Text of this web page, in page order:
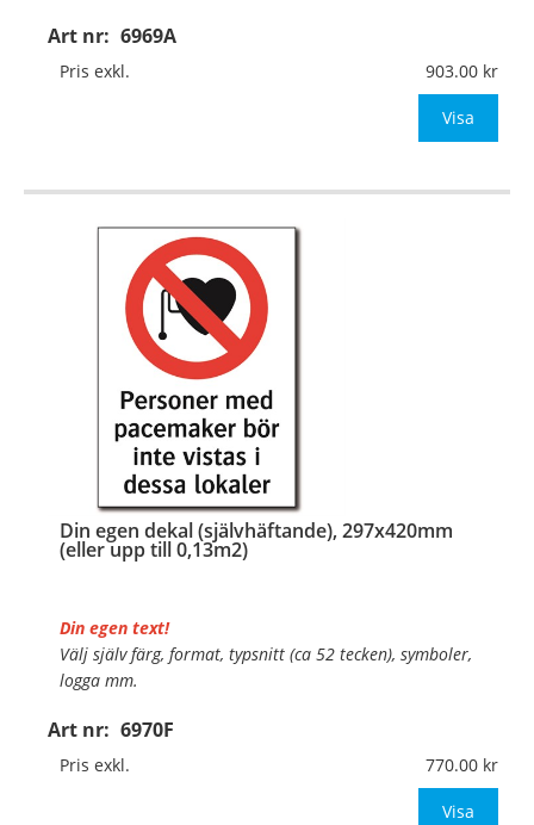
Art nr: 6969A
Material:Plan aluminium, 0,7mm (väggmontage)
Mått:297x420mm (eller annat mått upp till 0,13m²)
Pris exkl. 903.00
Visa
Din egen dekal (självhäftande), 297x420mm
(eller upp till 0,13m2)
Art nr: 6970F
Din egen text!
Välj själv färg, format, typsnitt (ca 52 tecken), symboler,
logga mm.
Material:Självhäftande folie
Mått:297x420mm (eller annat mått upp till 0,13m²)
Pris exkl. 770.00
Visa